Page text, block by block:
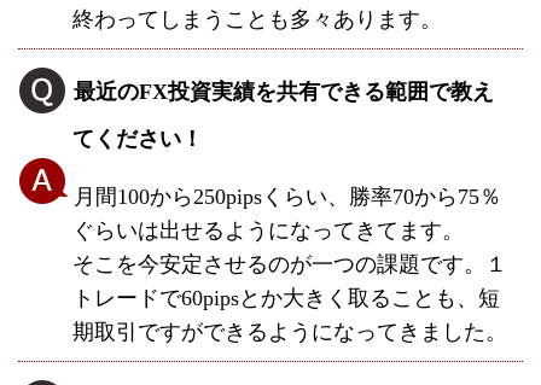
終わってしまうことも多々あります。
最近のFX投資実績を共有できる範囲で教え
てください！
月間100から250pipsくらい、勝率70から75％
ぐらいは出せるようになってきてます。
そこを今安定させるのが一つの課題です。１
トレードで60pipsとか大きく取ることも、短
期取引ですができるようになってきました。